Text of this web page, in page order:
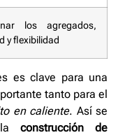
los agregados,
y flexibilidad
es clave para una
tanto para el
en caliente. Así se
la construcción de